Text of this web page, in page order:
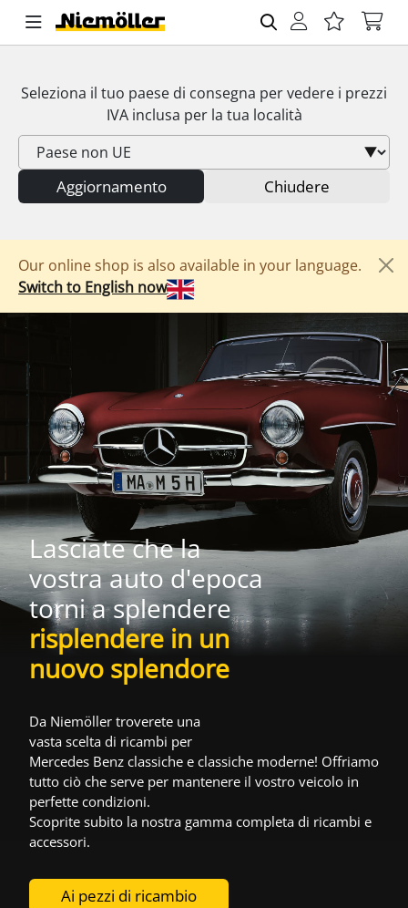
Seleziona il tuo paese di consegna per vedere i prezzi
IVAinclusa per la tua località
Aggiornamento Chiudere
Our online shop is also available in your language.
Switch to English now
Lasciate che la
vostra auto d'epoca
torni a splendere
risplendere in un
nuovo splendore
Da Niemöller troverete una
vasta scelta di ricambi per
Mercedes Benz classiche e classiche moderne! Offriamo
tutto ciò che serve per mantenere il vostro veicolo in
perfette condizioni.
Scoprite subito la nostra gamma completa di ricambi e
accessori.
Ai pezzi di ricambio